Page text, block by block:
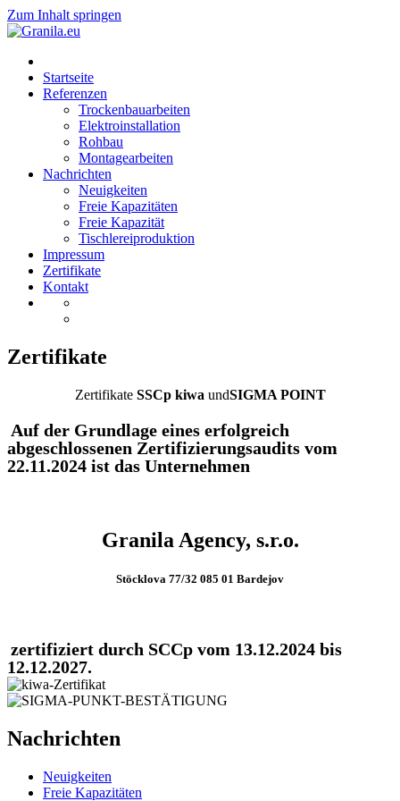
Zum Inhalt springen
Startseite
Referenzen
Trockenbauarbeiten
Elektroinstallation
Rohbau
Montagearbeiten
Nachrichten
Neuigkeiten
Freie Kapazitäten
Freie Kapazität
Tischlereiproduktion
Impressum
Zertifikate
Kontakt
Zertifikate
Zertifikate SSCp kiwa undSIGMA POINT
Auf der Grundlage eines erfolgreich
abgeschlossenen Zertifizierungsaudits vom
22.11.2024 ist das Unternehmen
Granila Agency, s.r.o.
Stöcklova 77/32 085 01 Bardejov
zertifiziert durch SCCp vom 13.12.2024 bis
12.12.2027.
Nachrichten
Neuigkeiten
Freie Kapazitäten